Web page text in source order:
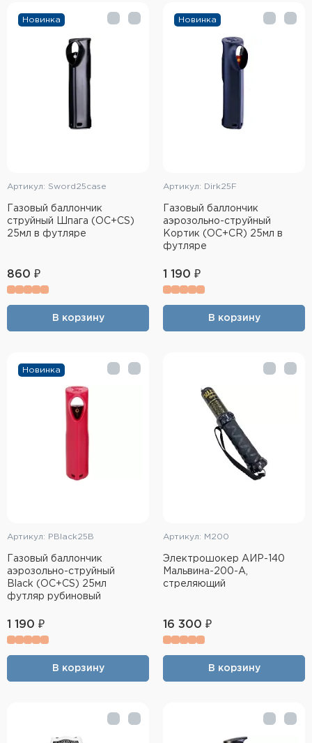
Высокоточная стрельба
Кобуры и системы ношения
снаряжения
Сумки и рюкзаки
Элементы питания и зарядные
Охотничье снаряжение
Ремни, патронташи и подсумки
Фонари и ЛЦУ
Опоры и станки для оружия
Термосы, термосумки, бутылки
Мишени
Холодная пристрелка оружия
Чехлы и кейсы
Новинка
Артикул: Sword25case
Газовый баллончик
струйный Шпага (OC+CS)
25мл в футляре
860 ₽
В корзину
Новинка
Артикул: Dirk25F
Газовый баллончик
аэрозольно-струйный
Кортик (OC+CR) 25мл в
футляре
1 190 ₽
В корзину
Новинка
Артикул: РBlack25В
Газовый баллончик
аэрозольно-струйный
Black (OC+CS) 25мл
футляр рубиновый
1 190 ₽
В корзину
Артикул: М200
Электрошокер АИР-140
Мальвина-200-А,
стреляющий
16 300 ₽
В корзину